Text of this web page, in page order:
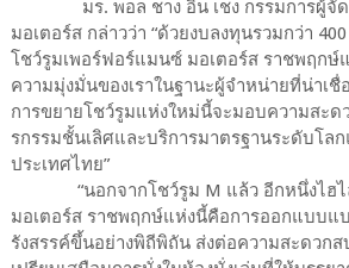
มร. พอล ชาง อิน เชง กรรมการผู้จัด
มอเตอร์ส กล่าวว่า “ด้วยงบลงทุนรวมกว่า
โชว์รูมเพอร์ฟอร์แมนซ์ มอเตอร์ส ราชพฤกษ์
ความมุ่งมั่นของเราในฐานะผู้จำหน่ายที่น่าเชื่
การขยายโชว์รูมแห่งใหม่นี้จะมอบความสะด
รกรรมชั้นเลิศและบริการมาตรฐานระดับโล
ประเทศไทย”
“นอกจากโชว์รูม M แล้ว อีกหนึ่งไฮไล
มอเตอร์ส ราชพฤกษ์แห่งนี้คือการออกแบบแ
รังสรรค์ขึ้นอย่างพิถีพิถัน ส่งต่อความสะดวก